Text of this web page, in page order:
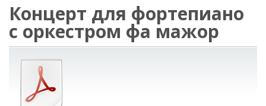
Концерт для фортепиано
с оркестром фа мажор